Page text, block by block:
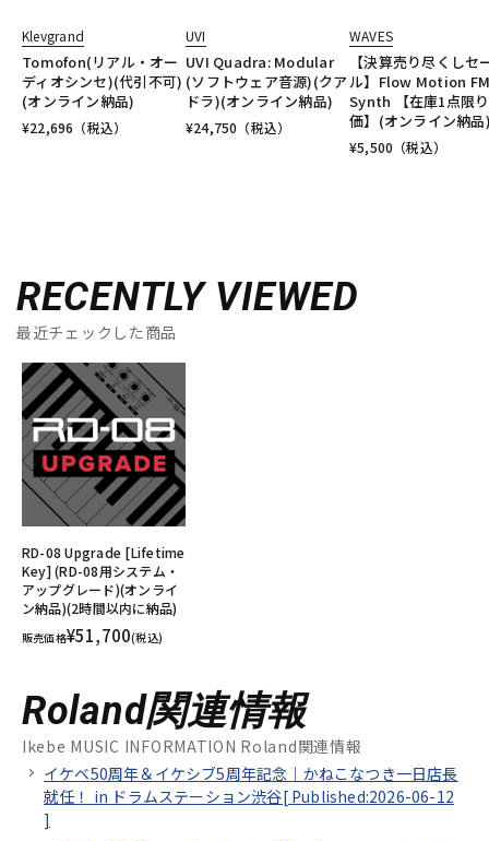
Klevgrand
Tomofon(リアル・オー
ディオシンセ)(代引不可)
(オンライン納品)
¥22,696 （税込）
UVI
UVI Quadra: Modular
(ソフトウェア音源)(クア
ドラ)(オンライン納品)
¥24,750 （税込）
WAVES
【決算売り尽くしセ
ル】Flow Motion
Synth 【在庫1点限
価】(オンライン納
¥5,500 （税込）
RECENTLY VIEWED
最近チェックした商品
RD-08 Upgrade [Lifetime
Key] (RD-08用システム・
アップグレード)(オンライ
ン納品)(2時間以内に納品)
販売価格¥51,700(税込)
Roland関連情報
Ikebe MUSIC INFORMATION Roland関連情報
イケベ50周年＆イケシブ5周年記念｜かねこなつき一日店長
就任！ in ドラムステーション渋谷[ Published:2026-06-12
]